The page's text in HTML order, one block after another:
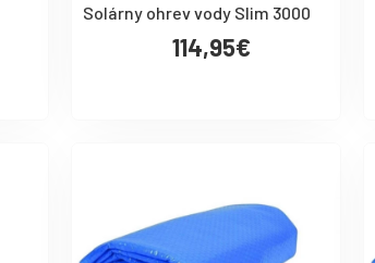
Solárny ohrev vody Slim 3000
114,95€